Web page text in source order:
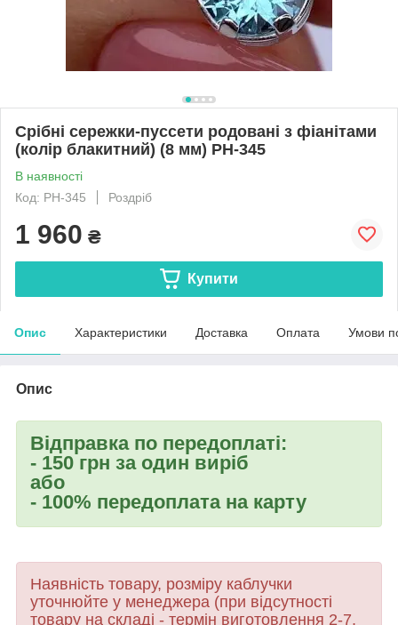
Срібні сережки-пуссети родовані з фіанітами
(колір блакитний) (8 мм) РН-345
В наявності
Код: РН-345
Роздріб
1 960 ₴
Купити
Опис Характеристики Доставка Оплата Умови
Опис
Відправка по передоплаті:
- 150 грн за один виріб
або
- 100% передоплата на карту
Наявність товару, розміру каблучки
уточнюйте у менеджера (при відсутності
товару на складі - термін виготовлення 2-7,